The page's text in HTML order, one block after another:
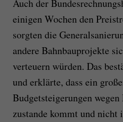
Auch der
einigen Wochen den
sorgten die
andere Bahnbauprojekte
verteuern würden. Das
und erklärte, dass ein
Budgetsteigerungen
zustande kommt und nicht